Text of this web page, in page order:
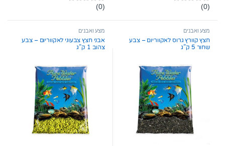
0
t
f
5
(0)
0
t
f
5
(0)
מצע ואבנים
חצץ קוורץ גרוס לאקווריום – צבע
שחור 5 ק”ג
מצע ואבנים
אבני חצץ צבעוני לאקווריום – צבע
צהוב 1 ק”ג